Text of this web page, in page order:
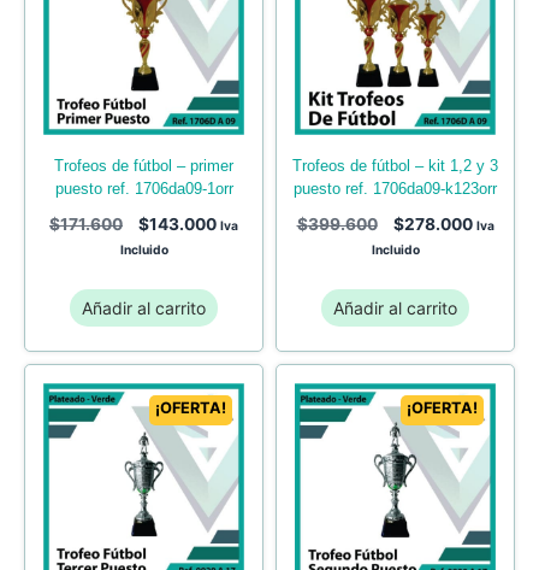
trofeos de fútbol – primer
puesto ref. 1706da09-1orr
$171.600 $143.000 Iva
Incluido
Añadir al carrito
trofeos de fútbol – kit 1,2 y 3
puesto ref. 1706da09-k123orr
$399.600 $278.000 Iva
Incluido
Añadir al carrito
¡OFERTA! ¡OFERTA!